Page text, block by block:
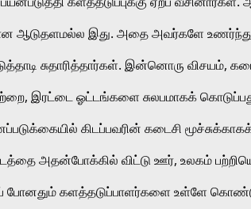
ஆடுதளமல்ல இது. அதை அவர்களே
சுதாரித்தார்கள். இன்னொரு விசயம்,
இரட்டை ஓட்டங்களை சுலபமாகக்
கிடப்பவரின் கடைசி
அதன்போக்கில் விட்டு ஊர், உலகம்
போனதும் களத்தடுப்பாளர்களை உள்ளே